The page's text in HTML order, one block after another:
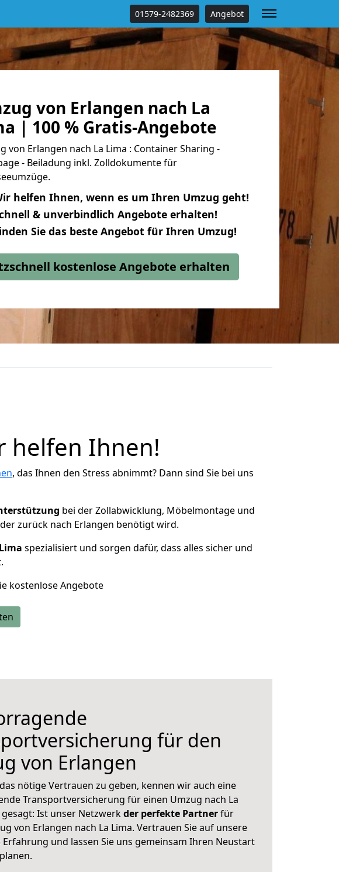
01579-2482369 Angebot
von Erlangen nach La
| 100 % Gratis-Angebote
von Erlangen nach La Lima : Container Sharing -
- Beiladung inkl. Zolldokumente für
helfen Ihnen, wenn es um Ihren Umzug geht!
& unverbindlich Angebote erhalten!
Sie das beste Angebot für Ihren Umzug!
kostenlose Angebote erhalten
helfen Ihnen!
, das Ihnen den Stress abnimmt? Dann sind Sie bei uns
bei der Zollabwicklung, Möbelmontage und
zurück nach Erlangen benötigt wird.
spezialisiert und sorgen dafür, dass alles sicher und
kostenlose Angebote
für den
von Erlangen
nötige Vertrauen zu geben, kennen wir auch eine
Transportversicherung für einen Umzug nach La
gesagt: Ist unser Netzwerkder perfekte Partnerfür
von Erlangen nach La Lima. Vertrauen Sie auf unsere
Erfahrung und lassen Sie uns gemeinsam Ihren Neustart